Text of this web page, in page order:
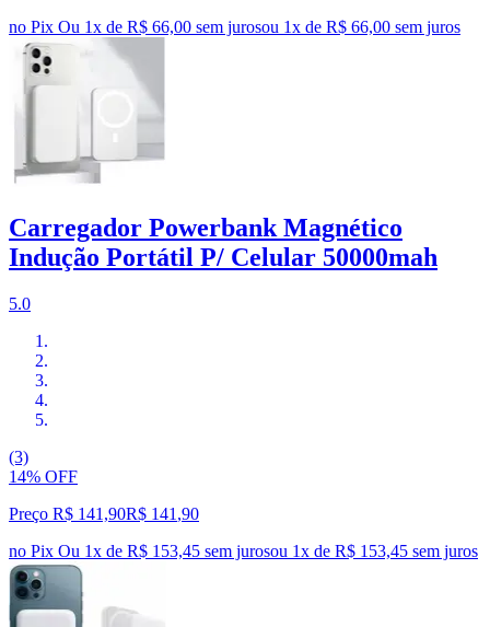
no Pix Ou 1x de R$ 66,00 sem jurosou 1x de R$ 66,00 sem juros
Carregador Powerbank Magnético
Indução Portátil P/ Celular 50000mah
5.0
(3)
14% OFF
Preço R$ 141,90R$ 141 ,90
no Pix Ou 1x de R$ 153,45 sem jurosou 1x de R$ 153,45 sem juros